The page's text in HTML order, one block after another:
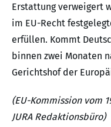
Erstattung verweigert
im EU-Recht
erfüllen. Kommt
binnen zwei Monaten
Gerichtshof der
(EU-Kommission vom
JURA Redaktionsbüro)